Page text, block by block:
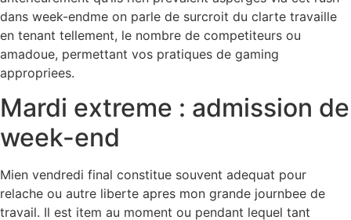
dans week-endme on parle de surcroit du clarte travaille
en tenant tellement, le nombre de competiteurs ou
amadoue, permettant vos pratiques de gaming
appropriees.
Mardi extreme : admission de
week-end
Mien vendredi final constitue souvent adequat pour
relache ou autre liberte apres mon grande journbee de
travail. Il est item au moment ou pendant lequel tant